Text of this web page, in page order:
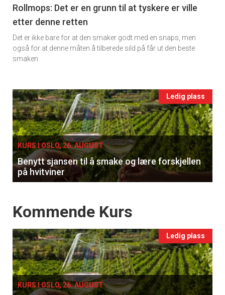
11
Ukens
vin
Rollmops: Det er en grunn til at tyskere er ville
etter denne retten
Det er ikke bare for at den smaker godt med en snaps, men
også for at denne måten å tilberede sild på får ut den beste
smaken.
Events
single
Ledig plass
KURS I OSLO, 26. AUGUST
Benytt sjansen til å smake og lære forskjellen
på hvitviner
Events
Kommende Kurs
Ledig plass
KURS I OSLO, 26. AUGUST